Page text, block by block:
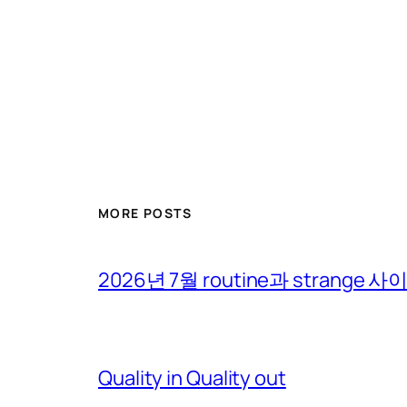
MORE POSTS
2026년 7월 routine과 strange 사
Quality in Quality out